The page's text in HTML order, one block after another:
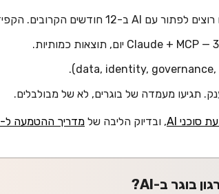
תגיעו מעמדה של בוגרים, לא של מבולבלים.
, ובדיוק הליבה של מדריך ההטמעה ל-2026